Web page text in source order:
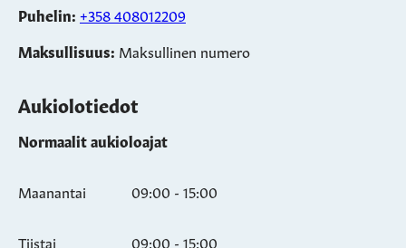
Puhelin: +358 408012209
Maksullisuus: Maksullinen numero
Aukiolotiedot
Normaalit aukioloajat
Maanantai 09:00 - 15:00
Tiistai 09:00 - 15:00